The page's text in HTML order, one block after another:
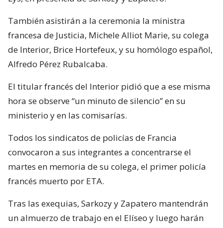
También asistirán a la ceremonia la ministra
francesa de Justicia, Michele Alliot Marie, su colega
de Interior, Brice Hortefeux, y su homólogo español,
Alfredo Pérez Rubalcaba.
El titular francés del Interior pidió que a ese misma
hora se observe “un minuto de silencio” en su
ministerio y en las comisarías.
Todos los sindicatos de policías de Francia
convocaron a sus integrantes a concentrarse el
martes en memoria de su colega, el primer policía
francés muerto por ETA.
Tras las exequias, Sarkozy y Zapatero mantendrán
un almuerzo de trabajo en el Elíseo y luego harán